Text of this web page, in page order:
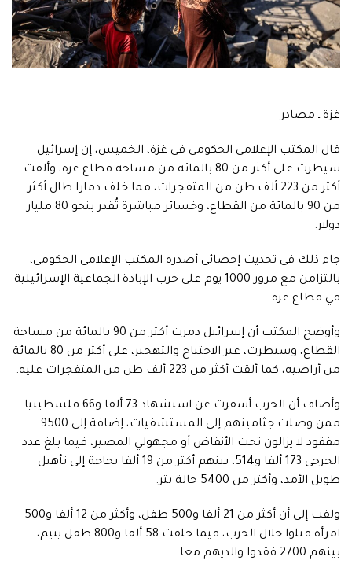
غزة ـ مصادر
قال المكتب الإعلامي الحكومي في غزة، الخميس، إن إسرائيل
سيطرت على أكثر من 80 بالمائة من مساحة قطاع غزة، وألقت
أكثر من 223 ألف طن من المتفجرات، مما خلف دمارا طال أكثر
من 90 بالمائة من القطاع، وخسائر مباشرة تُقدر بنحو 80 مليار
دولار.
جاء ذلك في تحديث إحصائي أصدره المكتب الإعلامي الحكومي،
بالتزامن مع مرور 1000 يوم على حرب الإبادة الجماعية الإسرائيلية
في قطاع غزة.
وأوضح المكتب أن إسرائيل دمرت أكثر من 90 بالمائة من مساحة
القطاع، وسيطرت، عبر الاجتياح والتهجير، على أكثر من 80 بالمائة
من أراضيه، كما ألقت أكثر من 223 ألف طن من المتفجرات عليه.
وأضاف أن الحرب أسفرت عن استشهاد 73 ألفا و66 فلسطينيا
ممن وصلت جثامينهم إلى المستشفيات، إضافة إلى 9500
مفقود لا يزالون تحت الأنقاض أو مجهولي المصير، فيما بلغ عدد
الجرحى 173 ألفا و514، بينهم أكثر من 19 ألفا بحاجة إلى تأهيل
طويل الأمد، وأكثر من 5400 حالة بتر.
ولفت إلى أن أكثر من 21 ألفا و500 طفل، وأكثر من 12 ألفا و500
امرأة قتلوا خلال الحرب، فيما خلفت 58 ألفا و800 طفل يتيم،
بينهم 2700 فقدوا والديهم معا.